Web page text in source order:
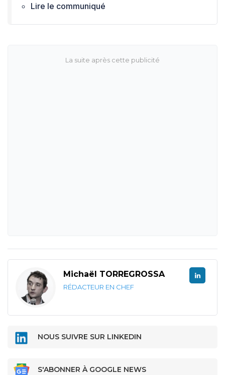
Lire le communiqué
Michaël TORREGROSSA
RÉDACTEUR EN CHEF
NOUS SUIVRE SUR LINKEDIN
S'ABONNER À GOOGLE NEWS